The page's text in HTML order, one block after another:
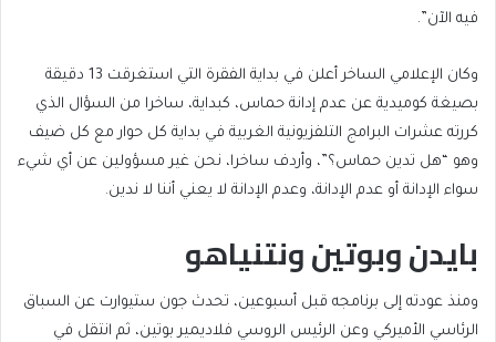
فيه الآن”.
وكان الإعلامي الساخر أعلن في بداية الفقرة التي استغرقت 13 دقيقة
بصيغة كوميدية عن عدم إدانة حماس، كبداية، ساخرا من السؤال الذي
كررته عشرات البرامج التلفزيونية الغربية في بداية كل حوار مع كل ضيف
وهو “هل تدين حماس؟”، وأردف ساخرا، نحن غير مسؤولين عن أي شيء
سواء الإدانة أو عدم الإدانة، وعدم الإدانة لا يعني أننا لا ندين.
بايدن وبوتين ونتنياهو
ومنذ عودته إلى برنامجه قبل أسبوعين، تحدث جون ستيوارت عن السباق
الرئاسي الأميركي وعن الرئيس الروسي فلاديمير بوتين، ثم انتقل في